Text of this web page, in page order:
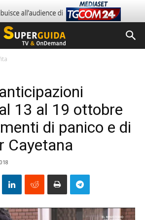
13 al 19 ottobre
di panico e di
Cayetana